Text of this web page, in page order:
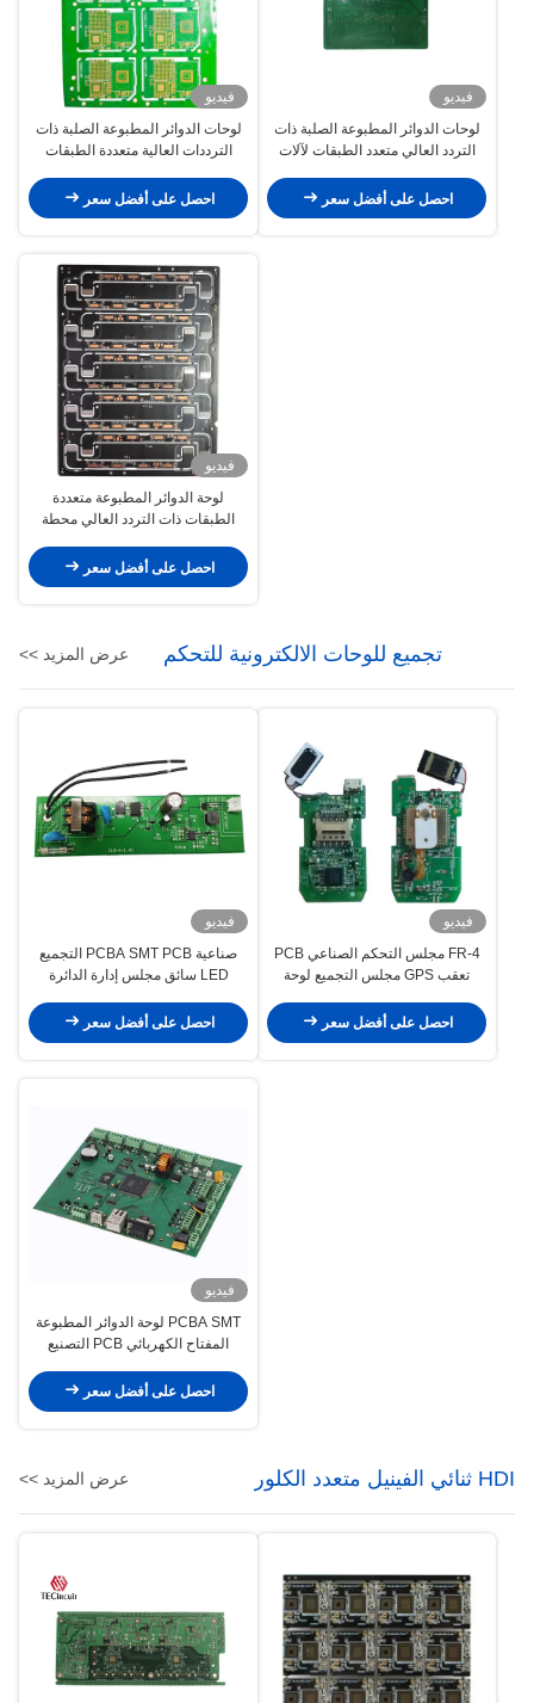
فيديو
لوحات الدوائر المطبوعة الصلبة ذات
التردد العالي متعدد الطبقات لآلات
احصل على أفضل سعر
فيديو
لوحات الدوائر المطبوعة الصلبة ذات
الترددات العالية متعددة الطبقات
احصل على أفضل سعر
فيديو
لوحة الدوائر المطبوعة متعددة
الطبقات ذات التردد العالي محطة
احصل على أفضل سعر
تجميع للوحات الالكترونية للتحكم
الصناعي
عرض المزيد >>
فيديو
FR-4 مجلس التحكم الصناعي PCB
تعقب GPS مجلس التجميع لوحة
احصل على أفضل سعر
فيديو
صناعية PCBA SMT PCB التجميع
LED سائق مجلس إدارة الدائرة
احصل على أفضل سعر
فيديو
PCBA SMT لوحة الدوائر المطبوعة
المفتاح الكهربائي PCB التصنيع
احصل على أفضل سعر
HDI ثنائي الفينيل متعدد الكلور عرض المزيد >>